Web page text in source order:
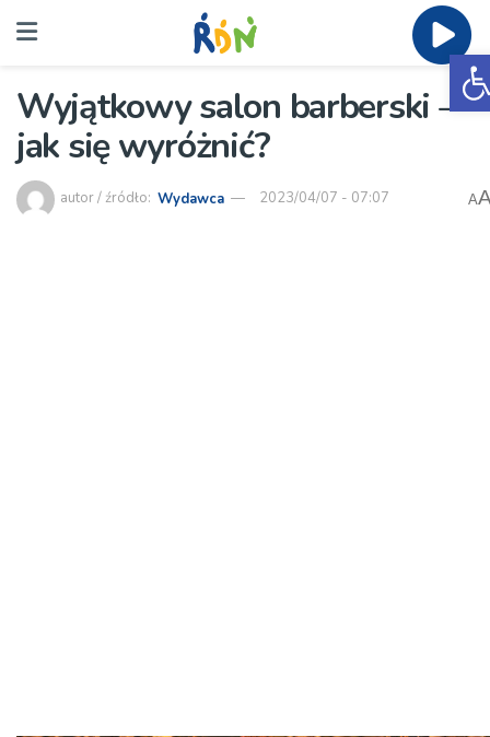
Wyjątkowy salon barberski –
jak się wyróżnić?
autor / źródło: Wydawca 2023/04/07 - 07:07 A